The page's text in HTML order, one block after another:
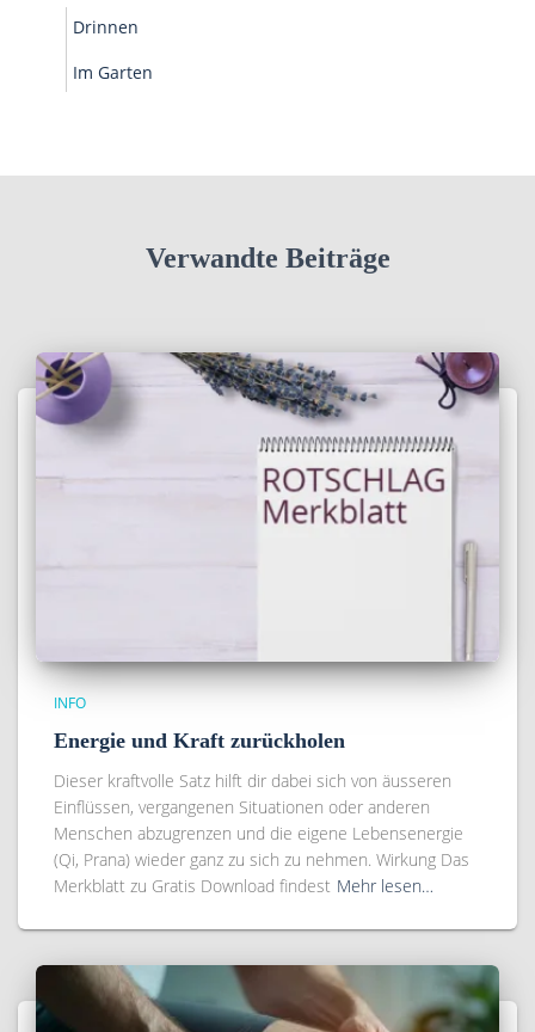
Drinnen
Im Garten
Verwandte Beiträge
INFO
Energie und Kraft zurückholen
Dieser kraftvolle Satz hilft dir dabei sich von äusseren
Einflüssen, vergangenen Situationen oder anderen
Menschen abzugrenzen und die eigene Lebensenergie
(Qi, Prana) wieder ganz zu sich zu nehmen. Wirkung Das
Merkblatt zu Gratis Download findest Mehr lesen…